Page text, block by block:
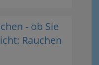
- ob Sie
Rauchen